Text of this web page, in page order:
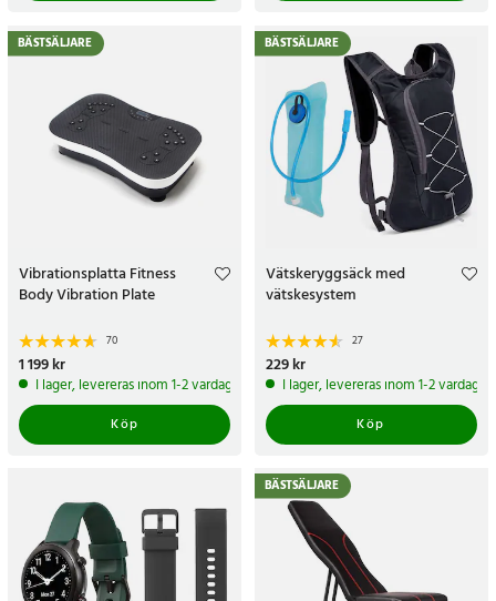
BÄSTSÄLJARE
Vibrationsplatta Fitness
Body Vibration Plate
70
Pris:1 199 kr
1 199 kr
I lager, levereras inom 1-2 vardagar
Köp
BÄSTSÄLJARE
Vätskeryggsäck med
vätskesystem
27
Pris:229 kr
229 kr
I lager, levereras inom 1-2 vardagar
Köp
BÄSTSÄLJARE